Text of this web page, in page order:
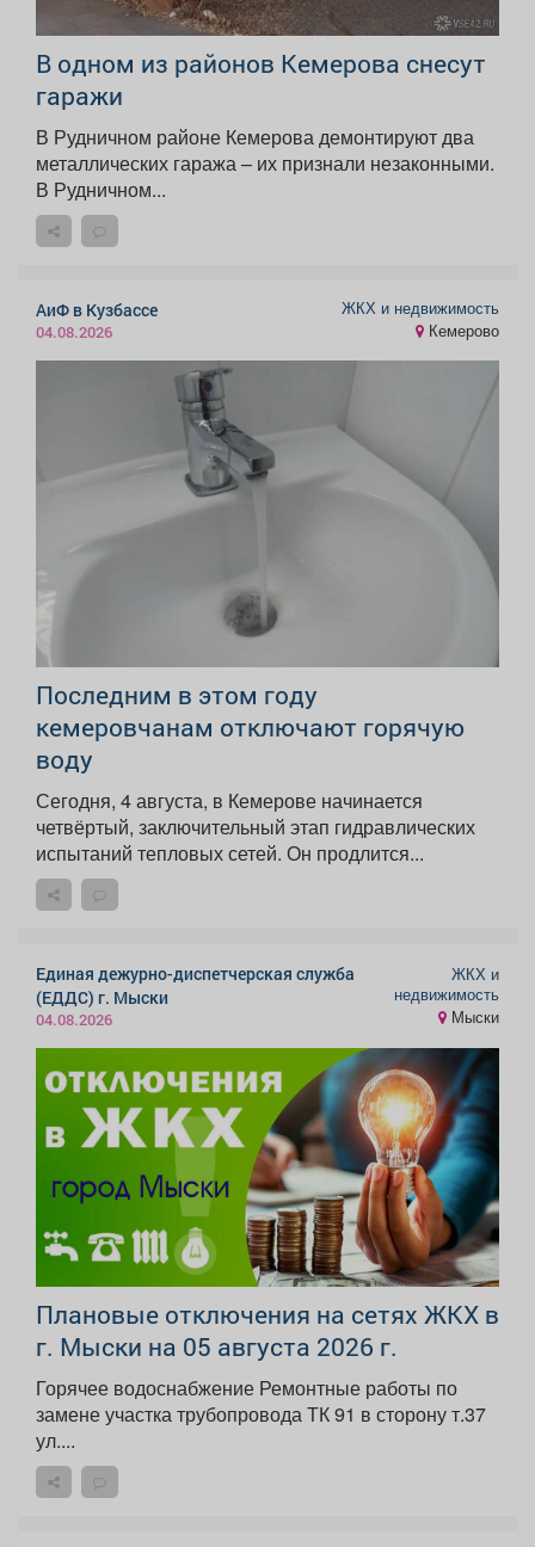
В одном из районов Кемерова снесут
гаражи
В Рудничном районе Кемерова демонтируют два
металлических гаража – их признали незаконными.
В Рудничном...
АиФ в Кузбассе
04.08.2026
ЖКХ и недвижимость
Кемерово
Последним в этом году
кемеровчанам отключают горячую
воду
Сегодня, 4 августа, в Кемерове начинается
четвёртый, заключительный этап гидравлических
испытаний тепловых сетей. Он продлится...
Единая дежурно-диспетчерская служба
(ЕДДС) г. Мыски
04.08.2026
ЖКХ и
недвижимость
Мыски
Плановые отключения на сетях ЖКХ в
г. Мыски на 05 августа 2026 г.
Горячее водоснабжение Ремонтные работы по
замене участка трубопровода ТК 91 в сторону т.37
ул....